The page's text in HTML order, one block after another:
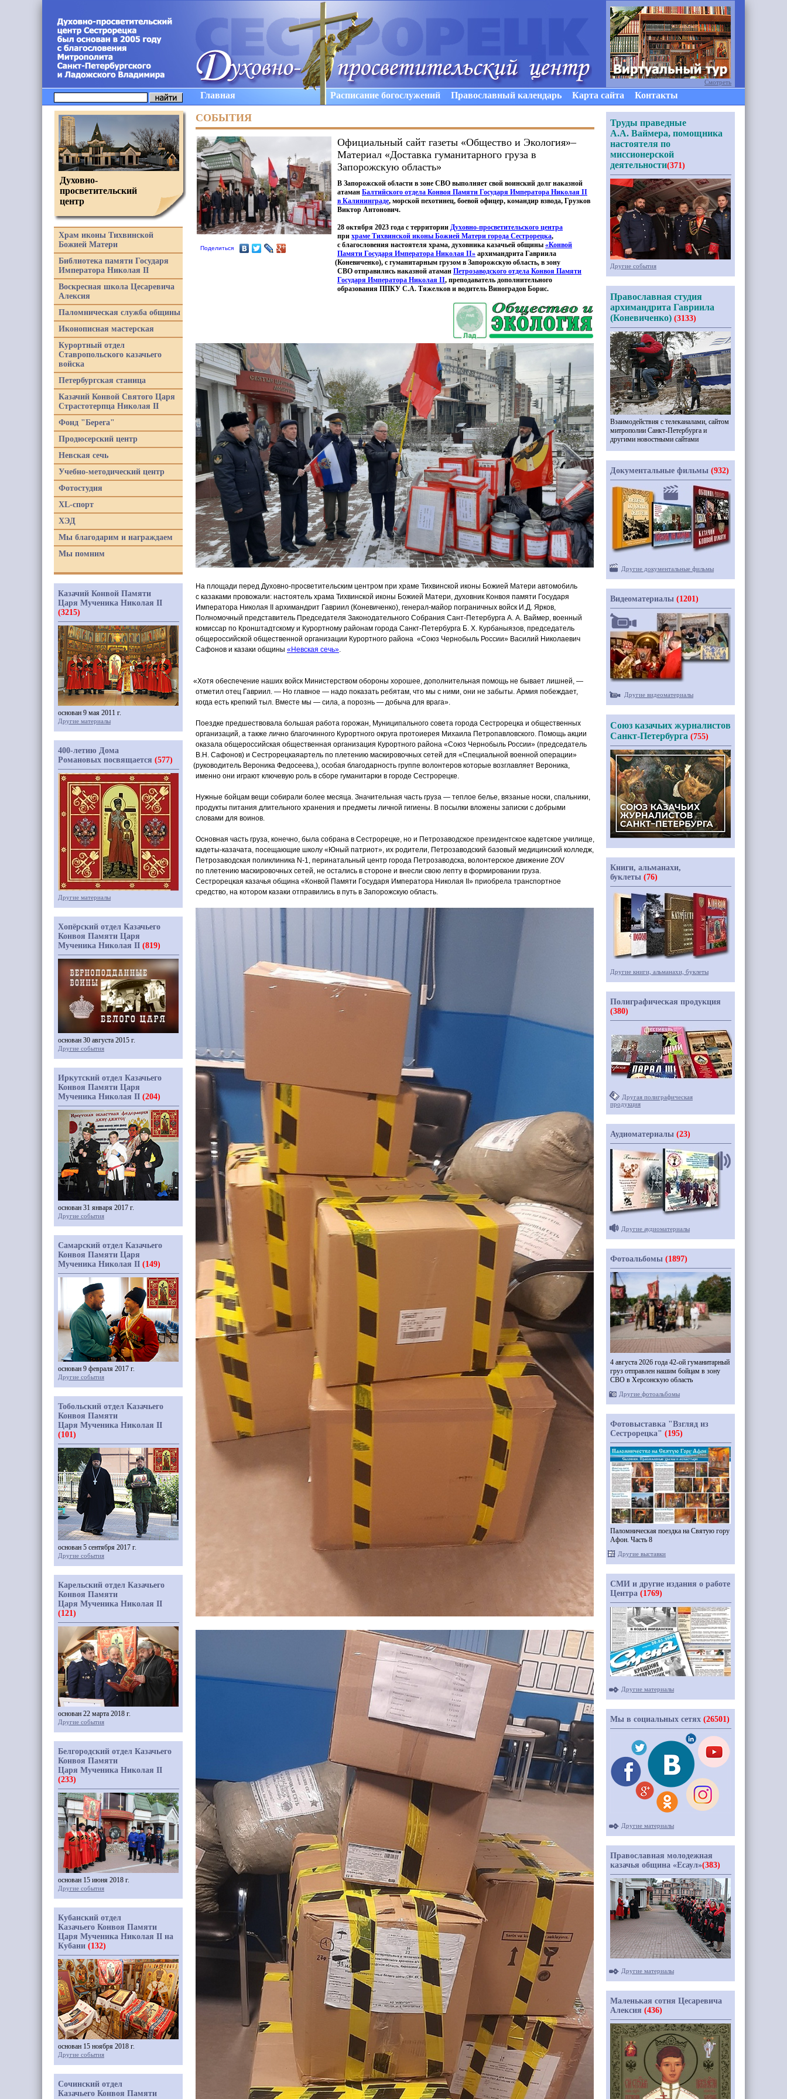
Главная Расписание богослужений Православный календарь Карта сайта Контакты
СОБЫТИЯ
Поделиться
Официальный сайт газеты «Общество и Экология»–
Материал « Доставка гуманитарного груза в
Запорожскую область »
В Запорожской области в зоне СВО выполняет свой воинский долг наказной
атаман Балтийского отдела Конвоя Памяти Государя Императора Николая II
в Калининграде, морской пехотинец, боевой офицер, командир взвода, Грузков
Виктор Антонович.
28 октября 2023 года с территории Духовно-просветительского центра
при храме Тихвинской иконы Божией Матери города Сестрорецка,
с благословения настоятеля храма, духовника казачьей общины «Конвой
Памяти Государя Императора Николая II» архимандрита Гавриила
(Коневиченко), с гуманитарным грузом в Запорожскую область, в зону
СВО отправились наказной атаман Петрозаводского отдела Конвоя Памяти
Государя Императора Николая II, преподаватель дополнительного
образования ППКУ С.А. Тяжелков и водитель Виноградов Борис.
На площади перед Духовно-просветительским центром при храме Тихвинской иконы Божией Матери автомобиль
с казаками провожали: настоятель храма Тихвинской иконы Божией Матери, духовник Конвоя памяти Государя
Императора Николая II архимандрит Гавриил (Коневиченко), генерал-майор пограничных войск И.Д. Ярков,
Полномочный представитель Председателя Законодательного Собрания Сант-Петербурга А. А. Ваймер, военный
комиссар по Кронштадтскому и Курортному районам города Санкт-Петербурга Б. Х. Курбаныязов, председатель
общероссийской общественной организации Курортного района «Союз Чернобыль России» Василий Николаевич
Сафонов и казаки общины «Невская сечь».
«Хотя обеспечение наших войск Министерством обороны хорошее, дополнительная помощь не бывает лишней, —
отметил отец Гавриил. — Но главное — надо показать ребятам, что мы с ними, они не забыты. Армия побеждает,
когда есть крепкий тыл. Вместе мы — сила, а порознь — добыча для врага».
Поездке предшествовала большая работа горожан, Муниципального совета города Сестрорецка и общественных
организаций, а также лично благочинного Курортного округа протоиерея Михаила Петропавловского. Помощь акции
оказала общероссийская общественная организация Курортного района «Союз Чернобыль России» (председатель
В.Н. Сафонов) и Сестрорецкаяартель по плетению маскировочных сетей для «Специальной военной операции»
(руководитель Вероника Федосеева,), особая благодарность группе волонтеров которые возглавляет Вероника,
именно они играют ключевую роль в сборе гуманитарки в городе Сестрорецке.
Нужные бойцам вещи собирали более месяца. Значительная часть груза — теплое белье, вязаные носки, спальники,
продукты питания длительного хранения и предметы личной гигиены. В посылки вложены записки с добрыми
словами для воинов.
Основная часть груза, конечно, была собрана в Сестрорецке, но и Петрозаводское президентское кадетское училище,
кадеты-казачата, посещающие школу «Юный патриот», их родители, Петрозаводский базовый медицинский колледж,
Петрозаводская поликлиника N-1, перинатальный центр города Петрозаводска, волонтерское движение ZOV
по плетению маскировочных сетей, не остались в стороне и внесли свою лепту в формировании груза.
Сестрорецкая казачья община «Конвой Памяти Государя Императора Николая II» приобрела транспортное
средство, на котором казаки отправились в путь в Запорожскую область.
Духовно-
просветительский
центр
Храм иконы Тихвинской
Божией Матери
Библиотека памяти Государя
Императора Николая II
Воскресная школа Цесаревича
Алексия
Паломническая служба общины
Иконописная мастерская
Курортный отдел
Ставропольского казачьего
войска
Петербургская станица
Казачий Конвой Святого Царя
Страстотерпца Николая II
Фонд "Берега"
Продюсерский центр
Невская сечь
Учебно-методический центр
Фотостудия
XL-спорт
ХЭД
Мы благодарим и награждаем
Мы помним
Казачий Конвой Памяти
Царя Мученика Николая II
(3215)
основан 9 мая 2011 г.
Другие материалы
400-летию Дома
Романовых посвящается (577)
Другие материалы
Хопёрский отдел Казачьего
Конвоя Памяти Царя
Мученика Николая II (819)
основан 30 августа 2015 г.
Другие события
Иркутский отдел Казачьего
Конвоя Памяти Царя
Мученика Николая II (204)
основан 31 января 2017 г.
Другие события
Самарский отдел Казачьего
Конвоя Памяти Царя
Мученика Николая II (149)
основан 9 февраля 2017 г.
Другие события
Тобольский отдел Казачьего
Конвоя Памяти
Царя Мученика Николая II
(101)
основан 5 сентября 2017 г.
Другие события
Карельский отдел Казачьего
Конвоя Памяти
Царя Мученика Николая II
(121)
основан 22 марта 2018 г.
Другие события
Белгородский отдел Казачьего
Конвоя Памяти
Царя Мученика Николая II
(233)
основан 15 июня 2018 г.
Другие события
Кубанский отдел
Казачьего Конвоя Памяти
Царя Мученика Николая II на
Кубани (132)
основан 15 ноября 2018 г.
Другие события
Сочинский отдел
Казачьего Конвоя Памяти
Смотреть
Труды праведные
А.А. Ваймера, помощника
настоятеля по
миссионерской
деятельности(371)
Другие события
Православная студия
архимандрита Гавриила
(Коневиченко) (3133)
Взаимодействия с телеканалами, сайтом
митрополии Санкт-Петербурга и
другими новостными сайтами
Документальные фильмы (932)
Другие документальные фильмы
Видеоматериалы (1201)
Другие видеоматериалы
Союз казачьих журналистов
Санкт-Петербурга (755)
Книги, альманахи,
буклеты (76)
Другие книги, альманахи, буклеты
Полиграфическая продукция
(380)
Другая полиграфическая
продукция
Аудиоматериалы (23)
Другие аудиоматериалы
Фотоальбомы (1897)
4 августа 2026 года 42-ой гуманитарный
груз отправлен нашим бойцам в зону
СВО в Херсонскую область
Другие фотоальбомы
Фотовыставка "Взгляд из
Сестрорецка" (195)
Паломническая поездка на Святую гору
Афон. Часть 8
Другие выставки
СМИ и другие издания о работе
Центра (1769)
Другие материалы
Мы в социальных сетях (26501)
Другие материалы
Православная молодежная
казачья община «Есаул»(383)
Другие материалы
Маленькая сотня Цесаревича
Алексия (436)